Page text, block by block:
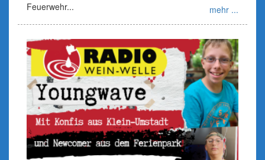
Feuerwehr... mehr ...